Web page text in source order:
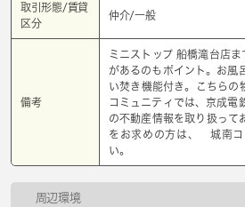
取引形態/賃貸
区分
仲介/一般
備考
ミニストップ 船橋滝台店
があるのもポイント。お風
い焚き機能付き。こちら
コミュニティでは、京成電
の不動産情報を取り扱って
をお求めの方は、 城南コ
い。
周辺環境